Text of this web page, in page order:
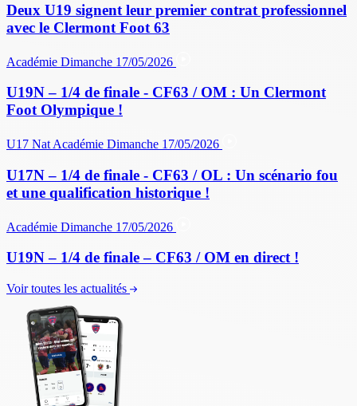
Deux U19 signent leur premier contrat professionnel
avec le Clermont Foot 63
Académie Dimanche 17/05/2026
U19N – 1/4 de finale - CF63 / OM : Un Clermont
Foot Olympique !
U17 Nat Académie Dimanche 17/05/2026
U17N – 1/4 de finale - CF63 / OL : Un scénario fou
et une qualification historique !
Académie Dimanche 17/05/2026
U19N – 1/4 de finale – CF63 / OM en direct !
Voir toutes les actualités